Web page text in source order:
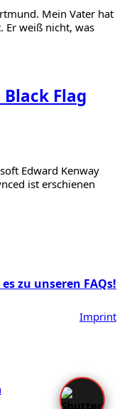
Mein Vater hat
Er weiß nicht, was
Black Flag
Edward Kenway
ist erschienen
zu unseren FAQs!
Imprint